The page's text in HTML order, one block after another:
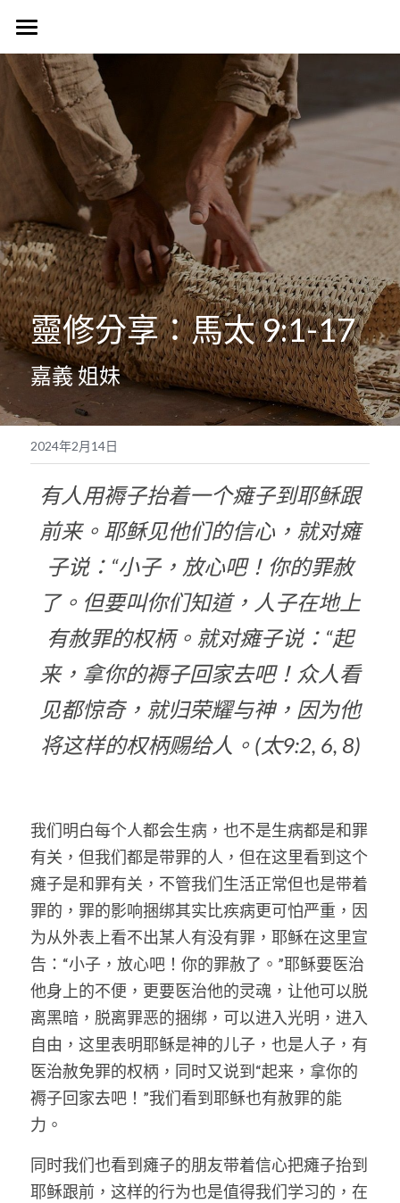
首頁
認識我們
歷史簡介
教會核心價值
使命異象
同工團隊
Harvest Vancouver
簡介
使命異象
Harvest 聚會信息
活動訊息
Harvest Choir
團契生活
台語團契
禱告會
晨禱靈修
主題查經
父母團契
媒體專區
生活事神的話
受洗見證
主日直播
靈修小語
宣教事工
信望愛團契
探訪之行2023
聯絡我們
聯絡方式
新朋友
靈修部落格
搜索
繁體中文
POWERED BY
靈修分享：馬太 9:1-17
嘉義 姐妹
2024年2月14日
有人用褥子抬着一个瘫子到耶稣跟
前来。耶稣见他们的信心，就对瘫
子说：“小子，放心吧！你的罪赦
了。 但要叫你们知道，人子在地上
有赦罪的权柄。就对瘫子说：“起
来，拿你的褥子回家去吧！众人看
见都惊奇，就归荣耀与神，因为他
将这样的权柄赐给人。 (太9:2, 6, 8)
我们明白每个人都会生病，也不是生病都是和罪
有关，但我们都是带罪的人，但在这里看到这个
瘫子是和罪有关，不管我们生活正常但也是带着
罪的，罪的影响捆绑其实比疾病更可怕严重，因
为从外表上看不出某人有没有罪，耶稣在这里宣
告：“小子，放心吧！你的罪赦了。”耶稣要医治
他身上的不便，更要医治他的灵魂，让他可以脱
离黑暗，脱离罪恶的捆绑，可以进入光明，进入
自由，这里表明耶稣是神的儿子，也是人子，有
医治赦免罪的权柄，同时又说到“起来，拿你的
褥子回家去吧！”我们看到耶稣也有赦罪的能
力。
同时我们也看到瘫子的朋友带着信心把瘫子抬到
耶稣跟前，这样的行为也是值得我们学习的，在